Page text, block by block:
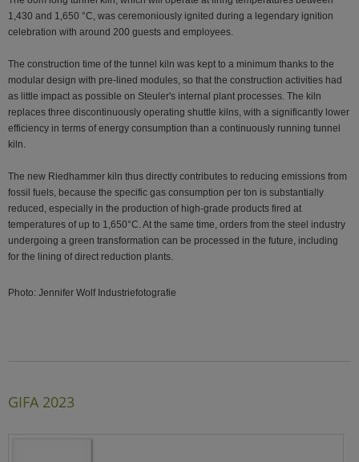
1,430 and 1,650 °C, was ceremoniously ignited during a legendary ignition
celebration with around 200 guests and employees.
​The construction time of the tunnel kiln was kept to a minimum thanks to the
modular design with pre-lined modules, so that the construction activities had
as little impact as possible on Steuler's internal plant processes. The kiln
replaces three discontinuously operating shuttle kilns, with a significantly lower
efficiency in terms of energy consumption than a continuously running tunnel
kiln.
The new Riedhammer kiln thus directly contributes to reducing emissions from
fossil fuels, because the specific gas consumption per ton is substantially
reduced, especially in the production of high-grade products fired at
temperatures of up to 1,650°C. At the same time, orders from the steel industry
undergoing a green transformation can be processed in the future, including
for the lining of direct reduction plants.
Photo: Jennifer Wolf Industriefotografie
GIFA 2023